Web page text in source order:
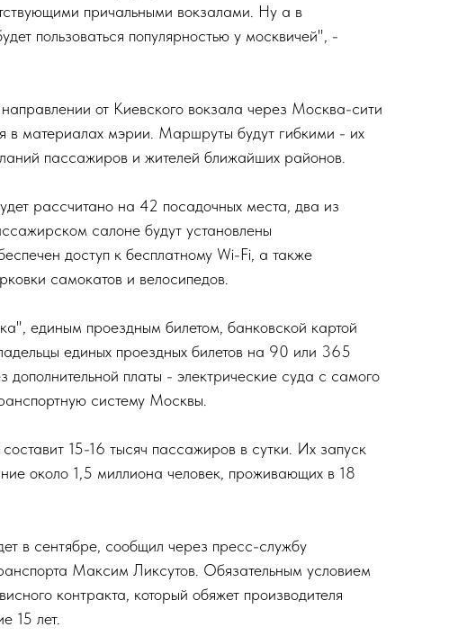
причальными вокзалами. Ну а в
пользоваться популярностью у москвичей", -
от Киевского вокзала через Москва-сити
в материалах мэрии. Маршруты будут гибкими - их
пассажиров и жителей ближайших районов.
рассчитано на 42 посадочных места, два из
салоне будут установлены
доступ к бесплатному Wi-Fi, а также
самокатов и велосипедов.
единым проездным билетом, банковской картой
единых проездных билетов на 90 или 365
дополнительной платы - электрические суда с самого
систему Москвы.
15-16 тысяч пассажиров в сутки. Их запуск
около 1,5 миллиона человек, проживающих в 18
в сентябре, сообщил через пресс-службу
Максим Ликсутов. Обязательным условием
контракта, который обяжет производителя
15 лет.